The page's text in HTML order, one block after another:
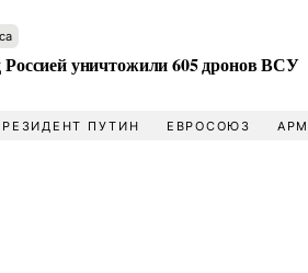
Россией уничтожили 605 дронов ВСУ
ПУТИН ЕВРОСОЮЗ